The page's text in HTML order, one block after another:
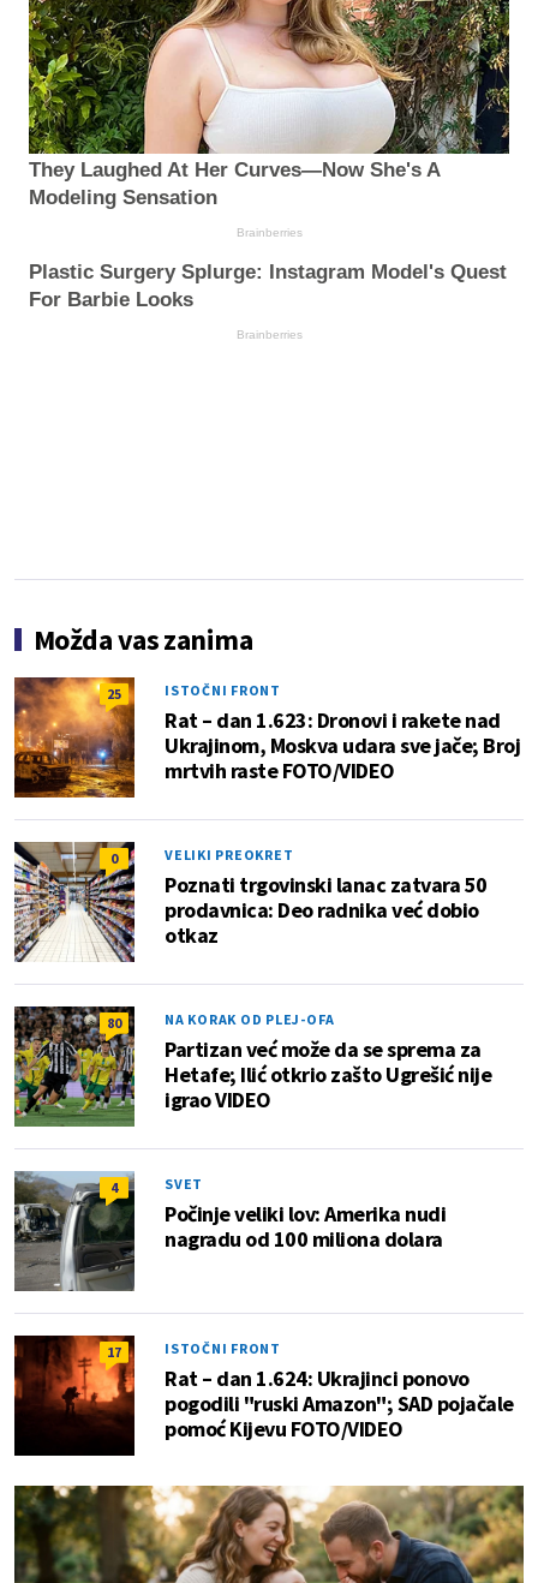
They Laughed At Her Curves—Now She's A
Modeling Sensation
Brainberries
Plastic Surgery Splurge: Instagram Model's Quest
For Barbie Looks
Brainberries
Možda vas zanima
25 ISTOČNI FRONT
Rat – dan 1.623: Dronovi i rakete nad
Ukrajinom, Moskva udara sve jače; Broj
mrtvih raste FOTO/VIDEO
0 VELIKI PREOKRET
Poznati trgovinski lanac zatvara 50
prodavnica: Deo radnika već dobio
otkaz
80 NA KORAK OD PLEJ-OFA
Partizan već može da se sprema za
Hetafe; Ilić otkrio zašto Ugrešić nije
igrao VIDEO
4 SVET
Počinje veliki lov: Amerika nudi
nagradu od 100 miliona dolara
17 ISTOČNI FRONT
Rat – dan 1.624: Ukrajinci ponovo
pogodili "ruski Amazon"; SAD pojačale
pomoć Kijevu FOTO/VIDEO